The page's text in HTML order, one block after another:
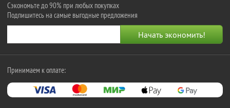
Сэкономьте до 90% при любых покупках
Подпишитесь на самые выгодные предложения
Принимаем к оплате: